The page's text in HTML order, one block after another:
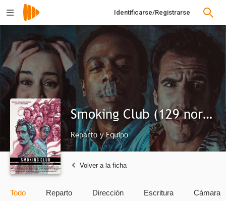
Identificarse/Registrarse
Smoking Club (129 normas)
Reparto y Equipo
Volver a la ficha
Todo Reparto Dirección Escritura Cámara